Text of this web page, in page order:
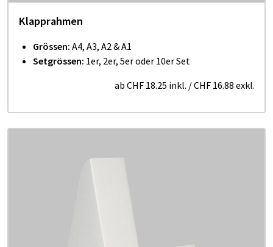
Klapprahmen
Grössen: A4, A3, A2 & A1
Setgrössen: 1er, 2er, 5er oder 10er Set
ab CHF 18.25 inkl. /CHF 16.88 exkl.